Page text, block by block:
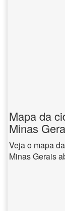
Mapa da
Minas
Veja o mapa
Minas Gerais